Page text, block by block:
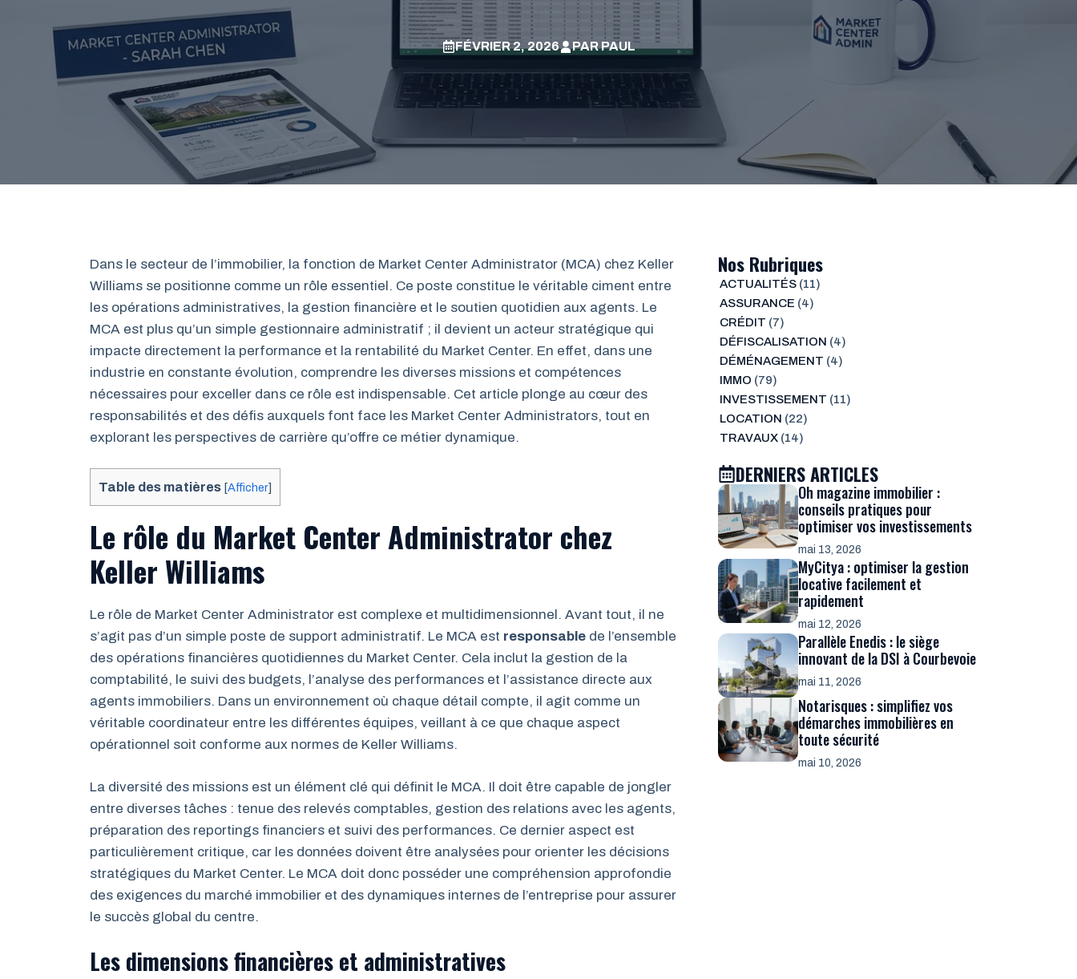
FÉVRIER 2, 2026 PARPAUL
Dans le secteur de l’immobilier, la fonction de Market Center Administrator (MCA) chez Keller
Williams se positionne comme un rôle essentiel. Ce poste constitue le véritable ciment entre
les opérations administratives, la gestion financière et le soutien quotidien aux agents. Le
MCA est plus qu’un simple gestionnaire administratif ; il devient un acteur stratégique qui
impacte directement la performance et la rentabilité du Market Center. En effet, dans une
industrie en constante évolution, comprendre les diverses missions et compétences
nécessaires pour exceller dans ce rôle est indispensable. Cet article plonge au cœur des
responsabilités et des défis auxquels font face les Market Center Administrators, tout en
explorant les perspectives de carrière qu’offre ce métier dynamique.
Table des matières [Afficher]
Le rôle du Market Center Administrator chez
Keller Williams
Le rôle de Market Center Administrator est complexe et multidimensionnel. Avant tout, il ne
s’agit pas d’un simple poste de support administratif. Le MCA est responsable de l’ensemble
des opérations financières quotidiennes du Market Center. Cela inclut la gestion de la
comptabilité, le suivi des budgets, l’analyse des performances et l’assistance directe aux
agents immobiliers. Dans un environnement où chaque détail compte, il agit comme un
véritable coordinateur entre les différentes équipes, veillant à ce que chaque aspect
opérationnel soit conforme aux normes de Keller Williams.
La diversité des missions est un élément clé qui définit le MCA. Il doit être capable de jongler
entre diverses tâches : tenue des relevés comptables, gestion des relations avec les agents,
préparation des reportings financiers et suivi des performances. Ce dernier aspect est
particulièrement critique, car les données doivent être analysées pour orienter les décisions
stratégiques du Market Center. Le MCA doit donc posséder une compréhension approfondie
des exigences du marché immobilier et des dynamiques internes de l’entreprise pour assurer
le succès global du centre.
Les dimensions financières et administratives
Nos Rubriques
ACTUALITÉS(11)
ASSURANCE (4)
CRÉDIT (7)
DÉFISCALISATION (4)
DÉMÉNAGEMENT (4)
IMMO (79)
INVESTISSEMENT (11)
LOCATION (22)
TRAVAUX(14)
DERNIERS ARTICLES
Oh magazine immobilier :
conseils pratiques pour
optimiser vos investissements
mai 13, 2026
MyCitya : optimiser la gestion
locative facilement et
rapidement
mai 12, 2026
Parallèle Enedis : le siège
innovant de la DSI à Courbevoie
mai 11, 2026
Notarisques : simplifiez vos
démarches immobilières en
toute sécurité
mai 10, 2026